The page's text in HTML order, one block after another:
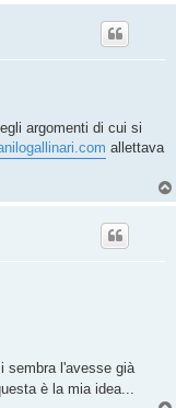
argomenti di cui si
allettava
sembra l'avesse già
è la mia idea...